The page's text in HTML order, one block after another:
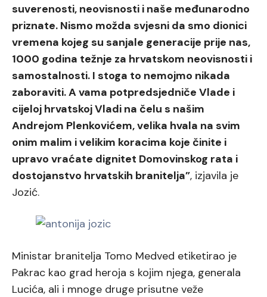
suverenosti, neovisnosti i naše međunarodno
priznate. Nismo možda svjesni da smo dionici
vremena kojeg su sanjale generacije prije nas,
1000 godina težnje za hrvatskom neovisnosti i
samostalnosti. I stoga to nemojmo nikada
zaboraviti. A vama potpredsjedniče Vlade i
cijeloj hrvatskoj Vladi na čelu s našim
Andrejom Plenkovićem, velika hvala na svim
onim malim i velikim koracima koje činite i
upravo vraćate dignitet Domovinskog rata i
dostojanstvo hrvatskih branitelja”, izjavila je
Jozić.
Ministar branitelja Tomo Medved etiketirao je
Pakrac kao grad heroja s kojim njega, generala
Lucića, ali i mnoge druge prisutne veže